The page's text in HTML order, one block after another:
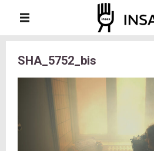
SHA_5752_bis